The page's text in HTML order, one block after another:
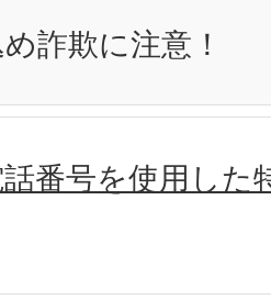
詐欺に注意！
番号を使用した